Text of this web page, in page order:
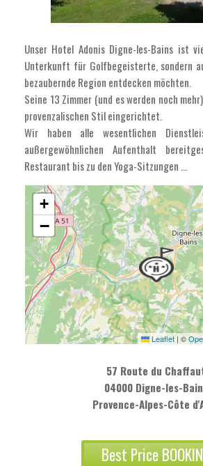
Unser Hotel Adonis Digne-les-Bains ist
Unterkunft für Golfbegeisterte, sondern
bezaubernde Region entdecken möchten.
Seine 13 Zimmer (und es werden noch
provenzalischen Stil eingerichtet.
Wir haben alle wesentlichen
außergewöhnlichen Aufenthalt
Restaurant bis zu den Yoga-Sitzungen …
+
−
Leaflet |©
57 Route du
04000 Digne-les-
Provence-Alpes-Côte
Best Price